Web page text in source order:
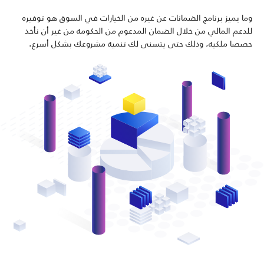
وما يميز برنامج الضمانات عن غيره من الخيارات في السوق هو توفيره
للدعم المالي من خلال الضمان المدعوم من الحكومة من غير أن نأخذ
حصصا ملكية، وذلك حتى يتسنى لك تنمية مشروعك بشكل أسرع.